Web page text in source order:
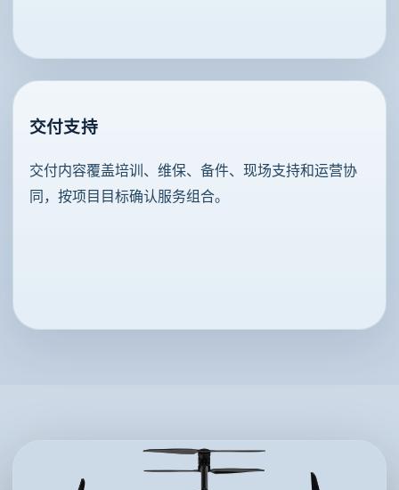
交付支持
交付内容覆盖培训、维保、备件、现场支持和运营协
同，按项目目标确认服务组合。